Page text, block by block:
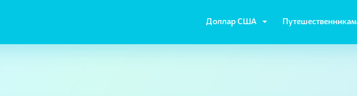
Доллар США Путешественникам